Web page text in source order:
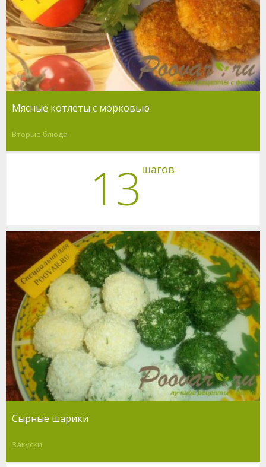
Мясные котлеты с морковью
Вторые блюда
13 шагов
Сырные шарики
Закуски